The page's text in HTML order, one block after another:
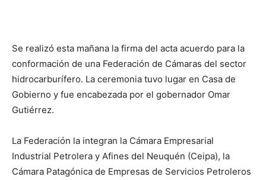
Se realizó esta mañana la firma del acta acuerdo para la
conformación de una Federación de Cámaras del sector
hidrocarburífero. La ceremonia tuvo lugar en Casa de
Gobierno y fue encabezada por el gobernador Omar
Gutiérrez.
La Federación la integran la Cámara Empresarial
Industrial Petrolera y Afines del Neuquén (Ceipa), la
Cámara Patagónica de Empresas de Servicios Petroleros